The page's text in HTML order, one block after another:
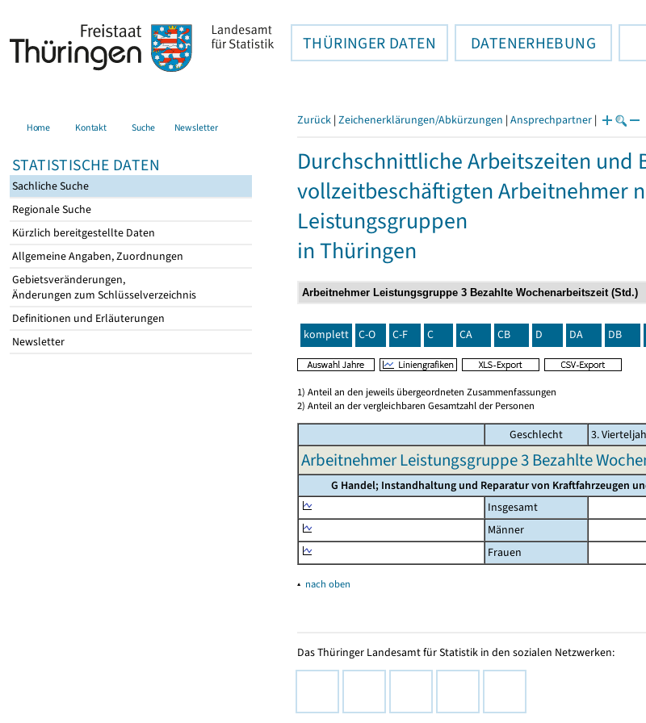
THÜRINGER DATEN DATENERHEBUNG
Home Kontakt Suche Newsletter
STATISTISCHE DATEN
Sachliche Suche
Regionale Suche
Kürzlich bereitgestellte Daten
Allgemeine Angaben, Zuordnungen
Gebietsveränderungen,
Änderungen zum Schlüsselverzeichnis
Definitionen und Erläuterungen
Newsletter
Zurück | Zeichenerklärungen/Abkürzungen | Ansprechpartner |
Durchschnittliche Arbeitszeiten
vollzeitbeschäftigten Arbeitnehmer
Leistungsgruppen
in Thüringen
komplett C-O C-F C CA CB D DA DB
1) Anteil an den jeweils übergeordneten Zusammenfassungen
2) Anteil an der vergleichbaren Gesamtzahl der Personen
Geschlecht 3.
Arbeitnehmer Leistungsgruppe 3 Bezahlte
G Handel; Instandhaltung und Reparatur von Kraftfahrzeugen
Insgesamt
Männer
Frauen
▴ nach oben
Das Thüringer Landesamt für Statistik in den sozialen Netzwerken: